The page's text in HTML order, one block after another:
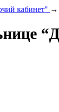
кабинет" →